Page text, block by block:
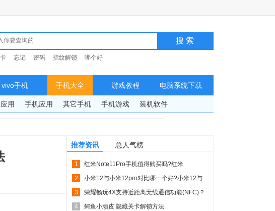
忘记 密码 指纹解锁 哪个好
vivo手机 手机大全 游戏教程 电脑系统下载
用 手机应用 其它手机 手机游戏 装机软件
推荐资讯 总人气榜
1
红米Note11Pro手机值得购买吗?红米
Note11Pr...
2
小米12与小米12pro对比哪一个好?小米12与
小米12p...
3
荣耀畅玩4X支持近距离无线通信功能(NFC)？
_手机技巧
4
鳄鱼小顽皮 隐藏关卡解锁方法